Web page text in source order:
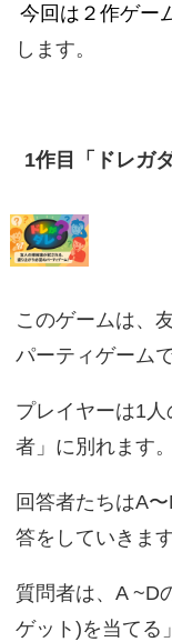
今回は２作ゲー
します。
1作目「ドレガダ
このゲームは、
パーティゲームで
プレイヤーは1
者」に別れます。
回答者たちはA
答をしていきます
質問者は、A ~D
ゲット)を当て